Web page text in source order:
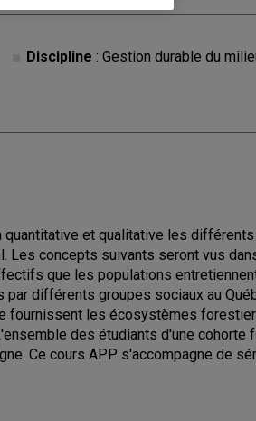
Discipline : Gestion durable du
et qualitative les
concepts suivants seront vus
que les populations
différents groupes sociaux au
fournissent les écosystèmes
des étudiants d'une cohorte
Ce cours APP s'accompagne de